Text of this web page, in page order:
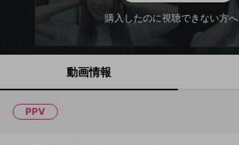
購入したのに視聴できない方へ
動画情報
PPV